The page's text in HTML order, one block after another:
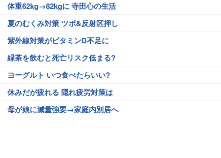
体重62kg→82kgに 寺田心の生活
夏のむくみ対策 ツボ&反射区押し
紫外線対策がビタミンD不足に
緑茶を飲むと死亡リスク低まる?
ヨーグルト いつ食べたらいい?
休みだが疲れる 隠れ疲労対策は
母が娘に減量強要→家庭内別居へ